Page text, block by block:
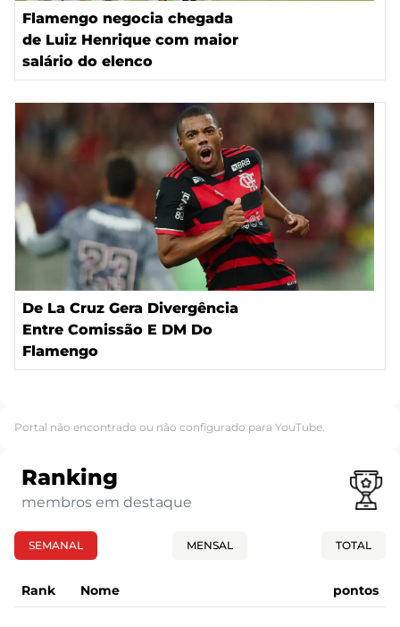
Flamengo negocia chegada
de Luiz Henrique com maior
salário do elenco
De La Cruz Gera Divergência
Entre Comissão E DM Do
Flamengo
Portal não encontrado ou não configurado para YouTube.
Ranking
membros em destaque
SEMANAL MENSAL TOTAL
Rank Nome pontos